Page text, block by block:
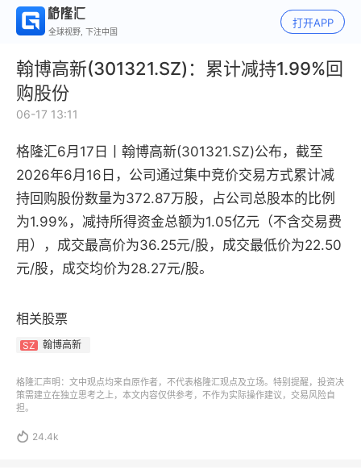
全球视野, 下注中国
打开APP
翰博高新(301321.SZ)：累计减持1.99%回
购股份
06-17 13:11
格隆汇6月17日丨 翰博高新(301321.SZ)公布， 截至
2026年6月16日，公司通过集中竞价交易方式累计减
持回购股份数量为372.87万股，占公司总股本的比例
为1.99%，减持所得资金总额为1.05亿元（不含交易费
用），成交最高价为36.25元/股，成交最低价为22.50
元/股，成交均价为28.27元/股。
相关股票
SZ 翰博高新
格隆汇声明：文中观点均来自原作者，不代表格隆汇观点及立场。特别提醒，投资决
策需建立在独立思考之上，本文内容仅供参考，不作为实际操作建议，交易风险自
担。
 24.4k